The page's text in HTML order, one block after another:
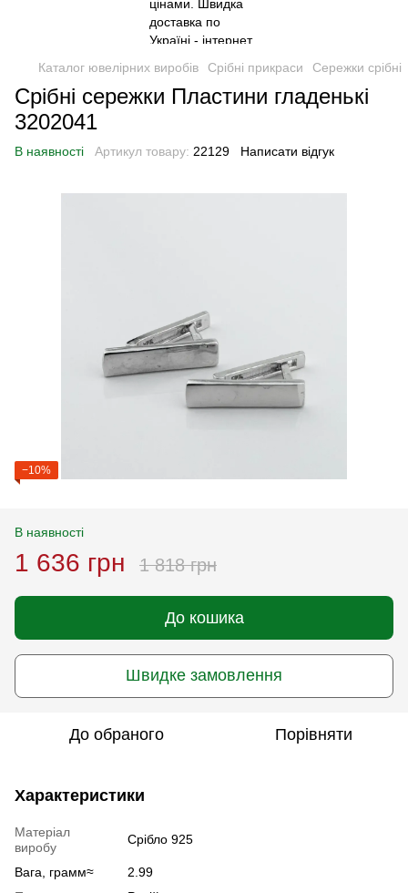
Каталог ювелірних виробів Срібні прикраси Сережки срібні
Срібні сережки Пластини гладенькі
3202041
В наявності Артикул товару: 22129 Написати відгук
−10%
В наявності
1 636 грн 1 818 грн
До кошика
Швидке замовлення
До обраного Порівняти
Характеристики
Матеріал
виробу
Срібло 925
Вага, грамм≈
2.99